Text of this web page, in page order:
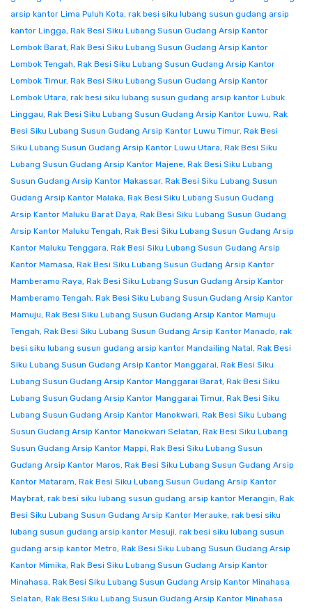
arsip kantor Lima Puluh Kota, rak besi siku lubang susun gudang arsip
kantor Lingga, Rak Besi Siku Lubang Susun Gudang Arsip Kantor
Lombok Barat, Rak Besi Siku Lubang Susun Gudang Arsip Kantor
Lombok Tengah, Rak Besi Siku Lubang Susun Gudang Arsip Kantor
Lombok Timur, Rak Besi Siku Lubang Susun Gudang Arsip Kantor
Lombok Utara, rak besi siku lubang susun gudang arsip kantor Lubuk
Linggau, Rak Besi Siku Lubang Susun Gudang Arsip Kantor Luwu, Rak
Besi Siku Lubang Susun Gudang Arsip Kantor Luwu Timur, Rak Besi
Siku Lubang Susun Gudang Arsip Kantor Luwu Utara, Rak Besi Siku
Lubang Susun Gudang Arsip Kantor Majene, Rak Besi Siku Lubang
Susun Gudang Arsip Kantor Makassar, Rak Besi Siku Lubang Susun
Gudang Arsip Kantor Malaka, Rak Besi Siku Lubang Susun Gudang
Arsip Kantor Maluku Barat Daya, Rak Besi Siku Lubang Susun Gudang
Arsip Kantor Maluku Tengah, Rak Besi Siku Lubang Susun Gudang Arsip
Kantor Maluku Tenggara, Rak Besi Siku Lubang Susun Gudang Arsip
Kantor Mamasa, Rak Besi Siku Lubang Susun Gudang Arsip Kantor
Mamberamo Raya, Rak Besi Siku Lubang Susun Gudang Arsip Kantor
Mamberamo Tengah, Rak Besi Siku Lubang Susun Gudang Arsip Kantor
Mamuju, Rak Besi Siku Lubang Susun Gudang Arsip Kantor Mamuju
Tengah, Rak Besi Siku Lubang Susun Gudang Arsip Kantor Manado, rak
besi siku lubang susun gudang arsip kantor Mandailing Natal, Rak Besi
Siku Lubang Susun Gudang Arsip Kantor Manggarai, Rak Besi Siku
Lubang Susun Gudang Arsip Kantor Manggarai Barat, Rak Besi Siku
Lubang Susun Gudang Arsip Kantor Manggarai Timur, Rak Besi Siku
Lubang Susun Gudang Arsip Kantor Manokwari, Rak Besi Siku Lubang
Susun Gudang Arsip Kantor Manokwari Selatan, Rak Besi Siku Lubang
Susun Gudang Arsip Kantor Mappi, Rak Besi Siku Lubang Susun
Gudang Arsip Kantor Maros, Rak Besi Siku Lubang Susun Gudang Arsip
Kantor Mataram, Rak Besi Siku Lubang Susun Gudang Arsip Kantor
Maybrat, rak besi siku lubang susun gudang arsip kantor Merangin, Rak
Besi Siku Lubang Susun Gudang Arsip Kantor Merauke, rak besi siku
lubang susun gudang arsip kantor Mesuji, rak besi siku lubang susun
gudang arsip kantor Metro, Rak Besi Siku Lubang Susun Gudang Arsip
Kantor Mimika, Rak Besi Siku Lubang Susun Gudang Arsip Kantor
Minahasa, Rak Besi Siku Lubang Susun Gudang Arsip Kantor Minahasa
Selatan, Rak Besi Siku Lubang Susun Gudang Arsip Kantor Minahasa